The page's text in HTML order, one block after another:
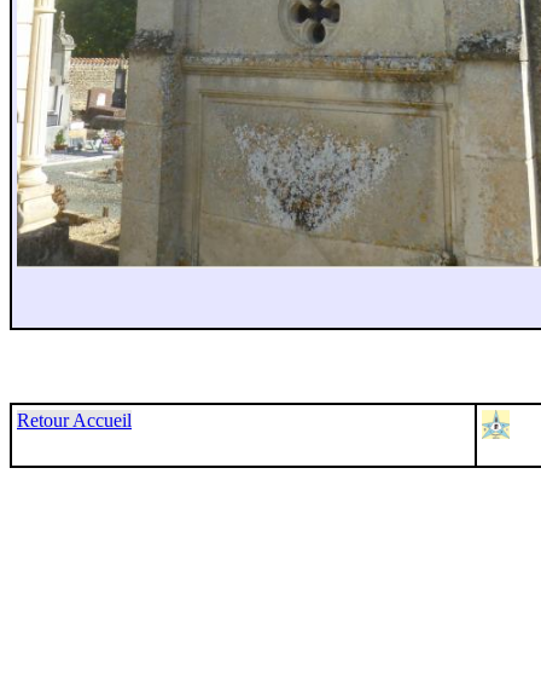
Retour Accueil